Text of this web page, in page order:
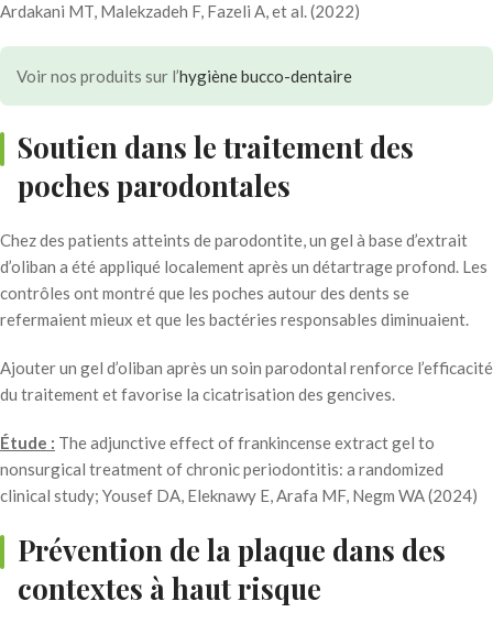
Ardakani MT, Malekzadeh F, Fazeli A, et al. (2022)
Voir nos produits sur l’hygiène bucco-dentaire
Soutien dans le traitement des
poches parodontales
Chez des patients atteints de parodontite, un gel à base d’extrait
d’oliban a été appliqué localement après un détartrage profond. Les
contrôles ont montré que les poches autour des dents se
refermaient mieux et que les bactéries responsables diminuaient.
Ajouter un gel d’oliban après un soin parodontal renforce l’efficacité
du traitement et favorise la cicatrisation des gencives.
Étude : The adjunctive effect of frankincense extract gel to
nonsurgical treatment of chronic periodontitis: a randomized
clinical study; Yousef DA, Eleknawy E, Arafa MF, Negm WA (2024)
Prévention de la plaque dans des
contextes à haut risque